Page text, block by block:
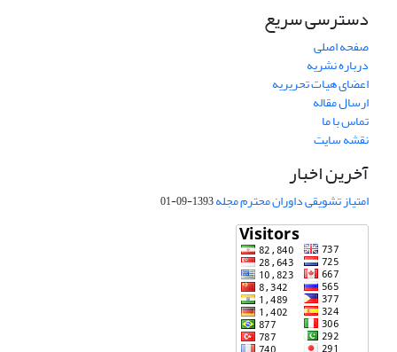
دسترسی سریع
صفحه اصلی
درباره نشریه
اعضای هیات تحریریه
ارسال مقاله
تماس با ما
نقشه سایت
آخرین اخبار
امتیاز تشویقی داوران محترم مجله1393-09-01